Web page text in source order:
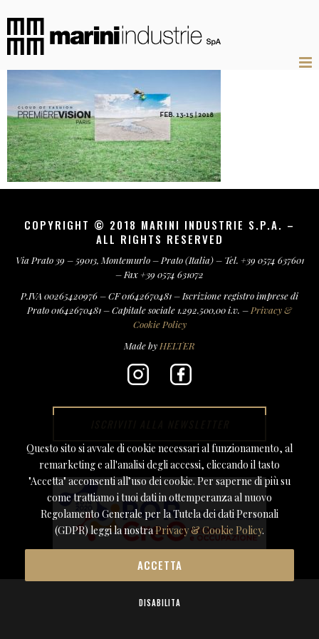
COPYRIGHT © 2018 MARINI INDUSTRIE S.P.A. –
ALL RIGHTS RESERVED
Via Prato 39 – 59013, Montemurlo – Prato (Italia) – Tel. +39 0574 637601
– Fax +39 0574 631072
P.IVA 00265420976 – CF 01642670481 – Iscrizione registro imprese di
Prato 01642670481 – Capitale sociale 1.292.500,00 i.v. – Privacy &
Cookie Policy
Made by HELTER
DISABILITA
ACCETTA
Questo sito si avvale di cookie necessari al funzionamento, al
remarketing e all'analisi degli accessi, cliccando il tasto
"Accetta" acconsenti all’uso dei cookie. Per saperne di più su
come trattiamo i tuoi dati in ottemperanza al nuovo
Regolamento Generale per la Tutela dei dati Personali
(GDPR) leggi la nostra Privacy & Cookie Policy.